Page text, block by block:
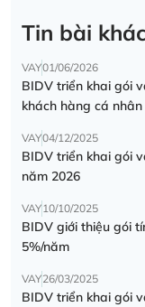
Tin bài
VAY01/06/2026
BIDV triển khai gói
khách hàng cá nhân
VAY04/12/2025
BIDV triển khai gói
năm 2026
VAY10/10/2025
BIDV giới thiệu gói
5%/năm
VAY26/03/2025
BIDV triển khai gói